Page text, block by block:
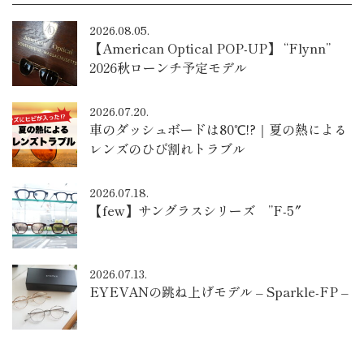
2026.08.05.
【American Optical POP-UP】 “Flynn”
2026秋ローンチ予定モデル
2026.07.20.
車のダッシュボードは80℃!?｜夏の熱による
レンズのひび割れトラブル
2026.07.18.
【few】サングラスシリーズ ”F-5″
2026.07.13.
EYEVANの跳ね上げモデル – Sparkle-FP –